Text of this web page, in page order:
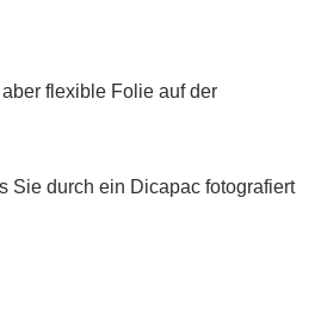
flexible Folie auf der
Sie durch ein Dicapac fotografiert